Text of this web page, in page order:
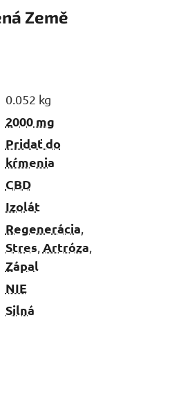
Země
0.052 kg
2000 mg
Pridať do
kŕmenia
CBD
Izolát
Regenerácia,
Stres,Artróza,
Zápal
NIE
Silná